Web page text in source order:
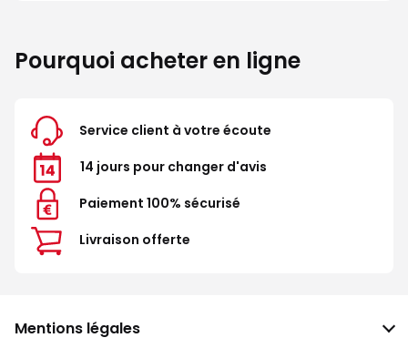
Pourquoi acheter en ligne
Service client à votre écoute
14 jours pour changer d'avis
Paiement 100% sécurisé
Livraison offerte
Mentions légales